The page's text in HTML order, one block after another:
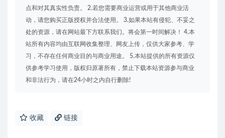
点和对其真实性负责。 2.若您需要商业运营或用于其他商业活
动，请您购买正版授权并合法使用。 3.如果本站有侵犯、不妥之
处的资源，请在网站最下方联系我们。将会第一时间解决！ 4.本
站所有内容均由互联网收集整理、网友上传，仅供大家参考、学
习，不存在任何商业目的与商业用途。 5.本站提供的所有资源仅
供参考学习使用，版权归原著所有，禁止下载本站资源参与商业
和非法行为，请在24小时之内自行删除!
收藏 链接